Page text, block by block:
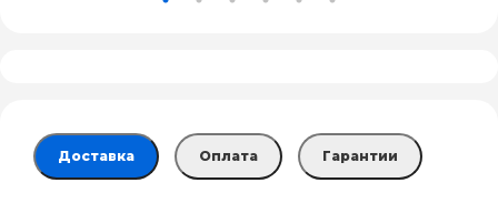
Доставка Оплата Гарантии